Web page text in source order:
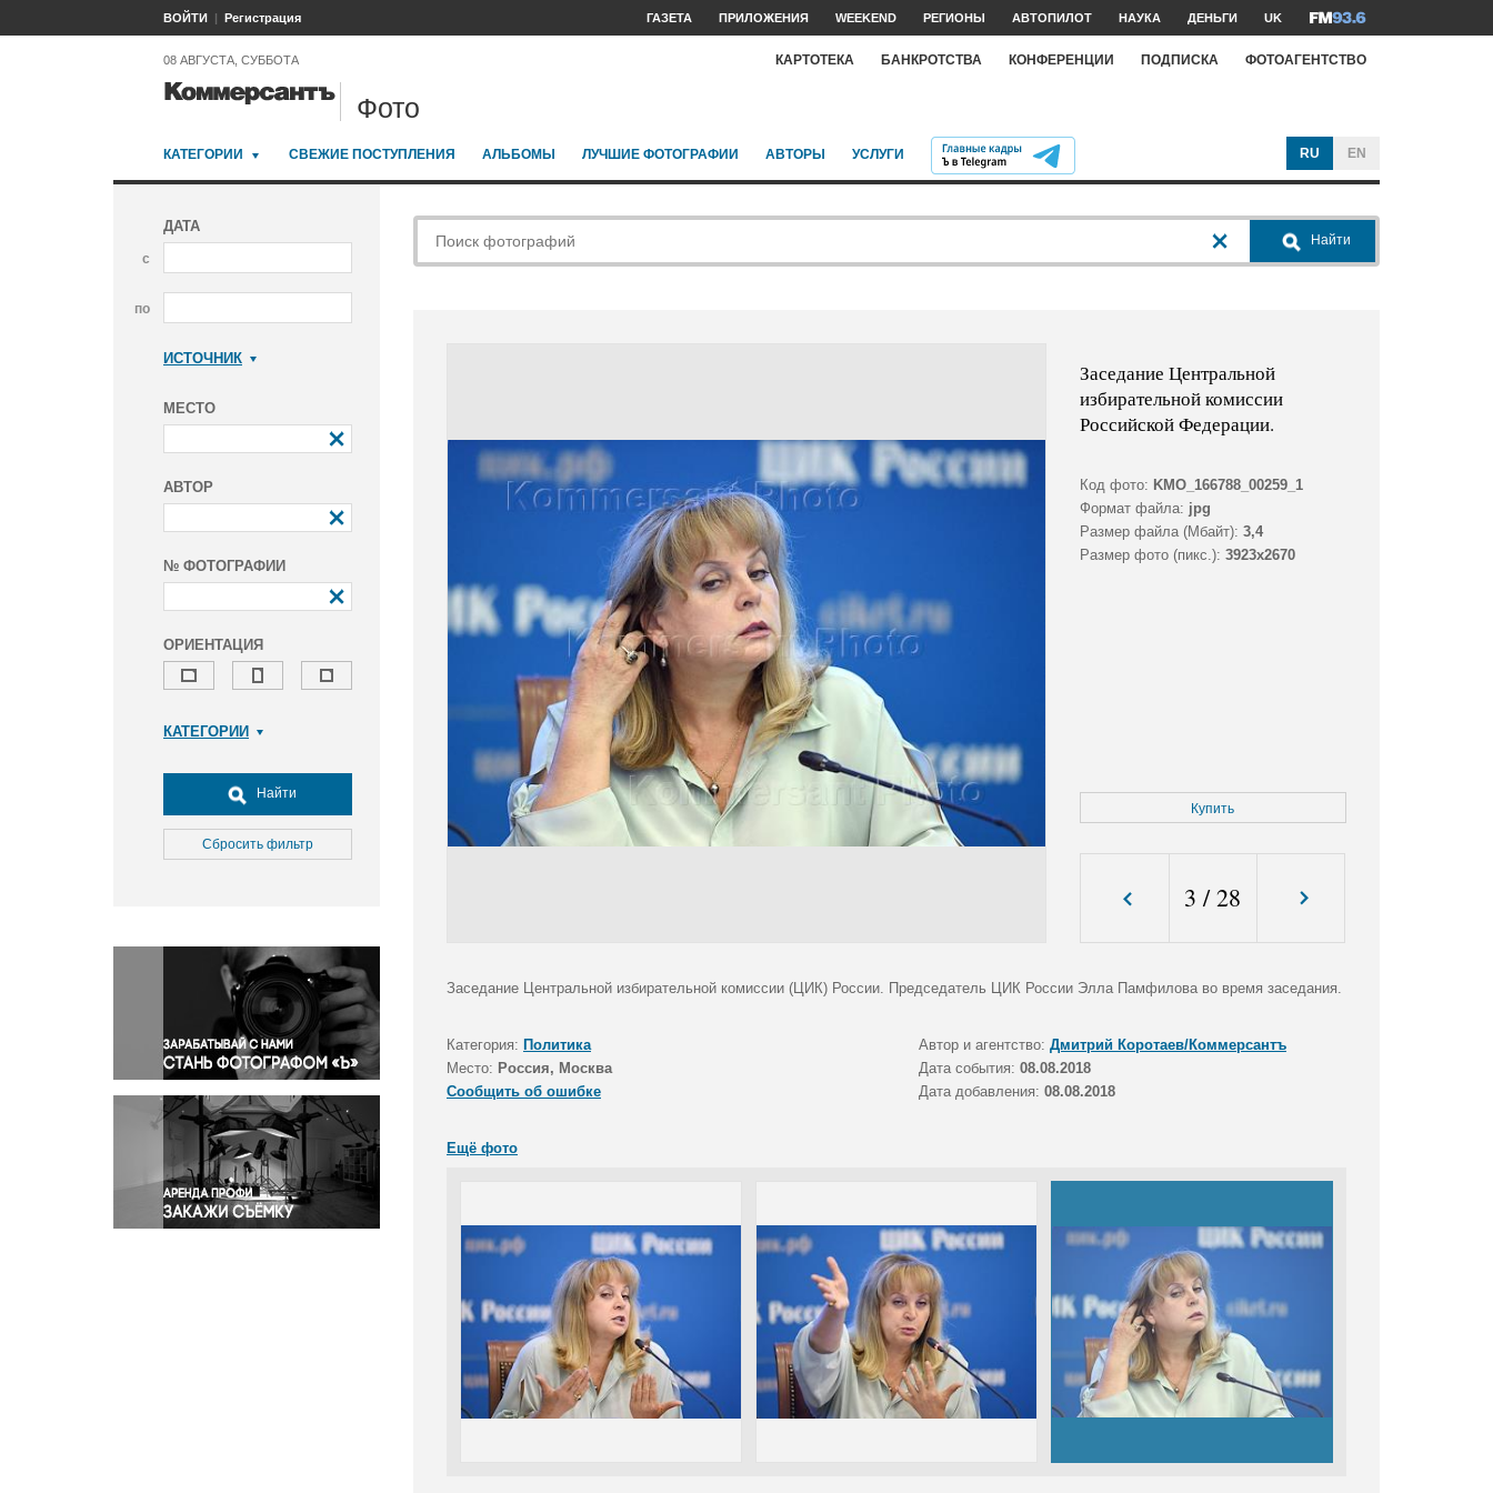
ВОЙТИ Регистрация ГАЗЕТА ПРИЛОЖЕНИЯ WEEKEND РЕГИОНЫ АВТОПИЛОТ НАУКА ДЕНЬГИ UK
08 АВГУСТА, СУББОТА КАРТОТЕКА БАНКРОТСТВА КОНФЕРЕНЦИИ ПОДПИСКА ФОТОАГЕНТСТВО
Фото
КАТЕГОРИИ СВЕЖИЕ ПОСТУПЛЕНИЯ АЛЬБОМЫ ЛУЧШИЕ ФОТОГРАФИИ АВТОРЫ УСЛУГИ RU EN
ДАТА
с
по
ИСТОЧНИК
МЕСТО
АВТОР
№ ФОТОГРАФИИ
ОРИЕНТАЦИЯ
КАТЕГОРИИ
Досуг, туризм и отдых
Культура
Медицина
Окружающая среда
Политика
Правосудие
Происшествия и конфликты
Религия
Светская жизнь
Спорт
Экология
Экономика и бизнес
Найти
Сбросить фильтр
Найти
Заседание Центральной
избирательной комиссии
Российской Федерации.
Код фото: KMO_166788_00259_1
Формат файла: jpg
Размер файла (Мбайт): 3,4
Размер фото (пикс.): 3923x2670
Купить
3 /28
Заседание Центральной избирательной комиссии (ЦИК) России. Председатель ЦИК России Элла Памфилова во время заседания.
Категория: Политика Автор и агентство: Дмитрий Коротаев/Коммерсантъ
Место: Россия, Москва Дата события: 08.08.2018
Сообщить об ошибке
Дата добавления: 08.08.2018
Ещё фото